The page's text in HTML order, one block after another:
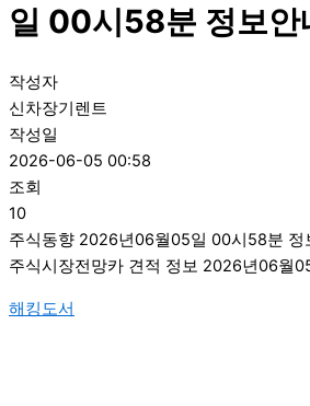
일 00시58분 정보안
작성자
신차장기렌트
작성일
2026-06-05 00:58
조회
10
주식동향 2026년06월05일 00시58분 정
주식시장전망카 견적 정보 2026년06월
해킹도서